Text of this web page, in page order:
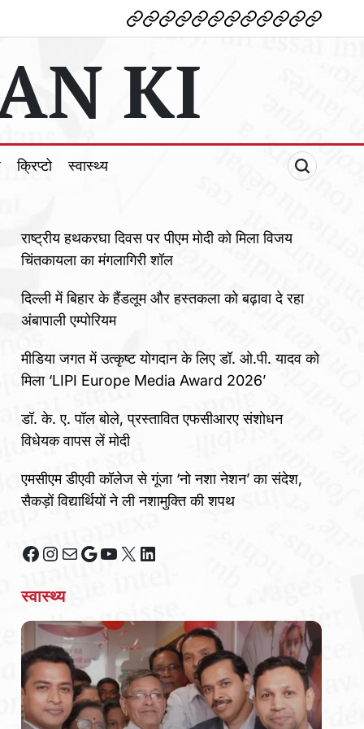
देश विदेशपोलटिकल
मनोरंजन
शिक्षाटेक्नोलॉजी
व्यापारक्राइम
धर्म खेलक्रिप्टोस्वास्थ्य
KI
क्रिप्टो स्वास्थ्य
राष्ट्रीय हथकरघा दिवस पर पीएम मोदी को मिला विजय
चिंतकायला का मंगलागिरी शॉल
दिल्ली में बिहार के हैंडलूम और हस्तकला को बढ़ावा दे रहा
अंबापाली एम्पोरियम
मीडिया जगत में उत्कृष्ट योगदान के लिए डॉ. ओ.पी. यादव को
मिला ‘LIPI Europe Media Award 2026’
डॉ. के. ए. पॉल बोले, प्रस्तावित एफसीआरए संशोधन
विधेयक वापस लें मोदी
एमसीएम डीएवी कॉलेज से गूंजा ‘नो नशा नेशन’ का संदेश,
सैकड़ों विद्यार्थियों ने ली नशामुक्ति की शपथ
Facebook
Instagram
MailGoogle
YouTube
X LinkedIn
स्वास्थ्य